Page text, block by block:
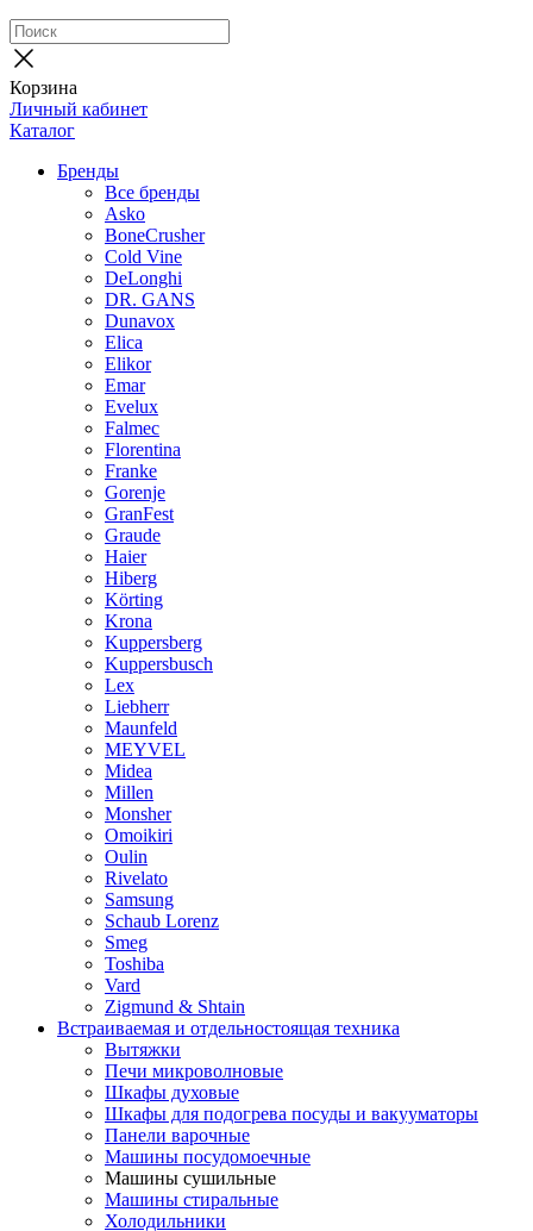
Корзина
Личный кабинет
Каталог
Бренды
Все бренды
Asko
BoneCrusher
Cold Vine
DeLonghi
DR. GANS
Dunavox
Elica
Elikor
Emar
Evelux
Falmec
Florentina
Franke
Gorenje
GranFest
Graude
Haier
Hiberg
Körting
Krona
Kuppersberg
Kuppersbusch
Lex
Liebherr
Maunfeld
MEYVEL
Midea
Millen
Monsher
Omoikiri
Oulin
Rivelato
Samsung
Schaub Lorenz
Smeg
Toshiba
Vard
Zigmund & Shtain
Встраиваемая и отдельностоящая техника
Вытяжки
Печи микроволновые
Шкафы духовые
Шкафы для подогрева посуды и вакууматоры
Панели варочные
Машины посудомоечные
Машины сушильные
Машины стиральные
Холодильники